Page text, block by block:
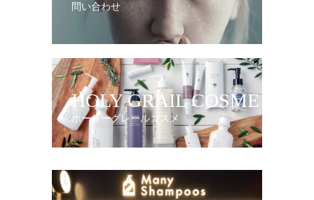
問い合わせ
HOLY GRAIL COSME
ホーリーグレールコスメ